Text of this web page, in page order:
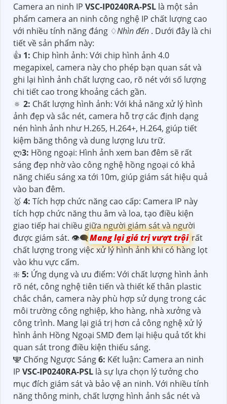
Camera an ninh IP VSC-IP0240RA-PSL là một sản
phẩm camera an ninh công nghệ IP chất lượng cao
với nhiều tính năng đáng ♢Nhìn đến . Dưới đây là chi
tiết về sản phẩm này:
👍 1: Chip hình ảnh: Với chip hình ảnh 4.0
megapixel, camera này cho phép bạn quan sát và
ghi lại hình ảnh chất lượng cao, rõ nét với số lượng
chi tiết cao trong khoảng cách gần.
🔅 2: Chất lượng hình ảnh: Với khả năng xử lý hình
ảnh đẹp và sắc nét, camera hỗ trợ các định dạng
nén hình ảnh như H.265, H.264+, H.264, giúp tiết
kiệm băng thông và dung lượng lưu trữ.
ლ3: Hồng ngoại: Hình ảnh xem ban đêm sẽ rất
sáng đẹp nhờ vào công nghệ hồng ngoại có khả
năng chiếu sáng xa tới 10m, giúp giám sát hiệu quả
vào ban đêm.
🥇️ 4: Tích hợp chức năng cao cấp: Camera IP này
tích hợp chức năng thu âm và loa, tạo điều kiện
giao tiếp hai chiều giữa người giám sát và người
được giám sát. 👁️‍🗨Mang lại giá trị vượt trội rất
chất lượng trong việc xử lý hình ảnh khi có hàng lọt
vào khu vực cấm.
❇️ 5: Ứng dụng và ưu điểm: Với chất lượng hình ảnh
rõ nét, công nghệ tiên tiến và thiết kế thân plastic
chắc chắn, camera này phù hợp sử dụng trong các
môi trường công nghiệp, kho hàng, nhà xưởng và
công trình. Mang lại giá trị hơn cả công nghệ xử lý
hình ảnh Hồng Ngoại SMD đem lại hiệu quả tốt khi
quan sát trong điều kiện thiếu sáng.
🕎 Chống Ngược Sáng6: Kết luận: Camera an ninh
IP VSC-IP0240RA-PSL là sự lựa chọn lý tưởng cho
mục đích giám sát và bảo vệ an ninh. Với nhiều tính
năng thông minh, chất lượng hình ảnh sắc nét và